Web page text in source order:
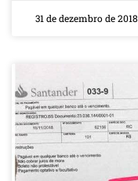
31 de dezembro de 2018